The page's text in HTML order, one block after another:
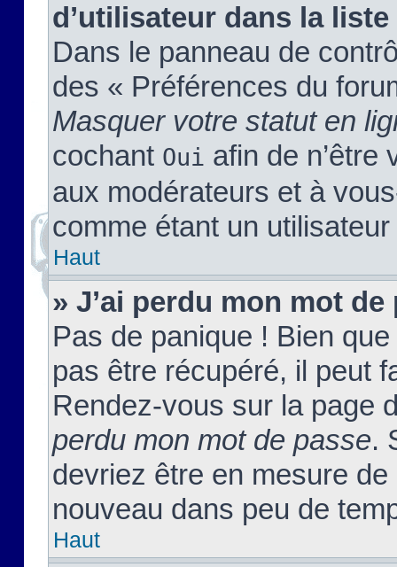
d’utilisateur dans la
Dans le panneau de
des « Préférences du
Masquer votre statut en
cochant Oui afin de n’être
aux modérateurs et à
comme étant un
Haut
» J’ai perdu mon mot de
Pas de panique ! Bien
pas être récupéré, il peut
Rendez-vous sur la page
perdu mon mot de passe.
devriez être en mesure
nouveau dans peu de
Haut